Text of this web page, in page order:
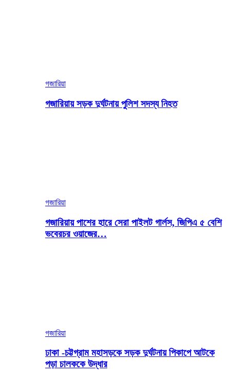
গজারিয়া
গজারিয়ায় সড়ক দুর্ঘটনায় পুলিশ সদস্য নিহত
গজারিয়া
গজারিয়ায় পাশের হারে সেরা পাইলট গার্লস, জিপিএ ৫ বেশি
ভবেরচর ওয়াজের…
গজারিয়া
ঢাকা -চট্টগ্রাম মহাসড়কে সড়ক দুর্ঘটনায় পিকাপে আটকে
পড়া চালককে উদ্ধার